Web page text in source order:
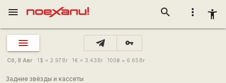
more_vert accessibility_new
search
menu
vpn_key
Сб, 8 Авг 1 $ = 2.97 Br 1€ = 3.43 Br 100₴ = 6.65 Br
Задние звёзды и кассеты